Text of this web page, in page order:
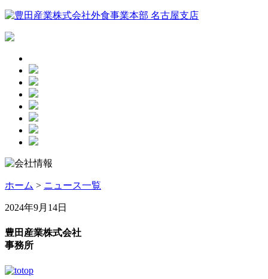
ホーム > ニュース一覧
2024年9月14日
豊田産業株式会社
事務所